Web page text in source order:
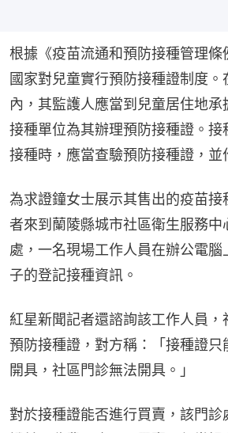
根據《疫苗流通和預防接種管理條
國家對兒童實行預防接種證制度。
內，其監護人應當到兒童居住地承
接種單位為其辦理預防接種證。接
接種時，應當查驗預防接種證，並
為求證鐘女士展示其售出的疫苗接
者來到蘭陵縣城市社區衛生服務中
處，一名現場工作人員在辦公電
子的登記接種資訊。
紅星新聞記者還諮詢該工作人員，
預防接種證，對方稱：「接種證只
開具，社區門診無法開具。」
對於接種證能否進行買賣，該門診